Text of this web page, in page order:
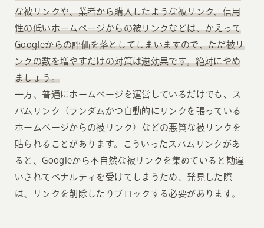
な被リンクや、業者から購入したような被リンク、信用
性の低いホームページからの被リンクなどは、かえって
Googleからの評価を落としてしまいますので、ただ被リ
ンクの数を増やすだけの対策は逆効果です。絶対にやめ
ましょう。
一方、普通にホームページを運営しているだけでも、ス
パムリンク（ランダムかつ自動的にリンクを張っている
ホームページからの被リンク）などの悪質な被リンクを
貼られることがあります。こういったスパムリンクがあ
ると、Googleから不自然な被リンクを集めていると勘違
いされてペナルティを受けてしまうため、発見した際
は、リンクを削除したりブロックする必要があります。